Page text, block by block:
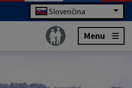
Slovenčina
Menu